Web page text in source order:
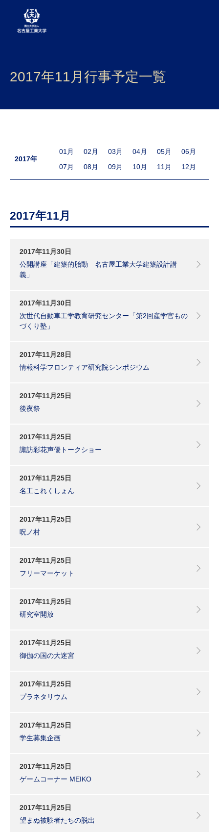
学部・大学院・センター
研究・産学官連携
研究・教員Navi
受験生 在学生
卒業生
アクセス
キャンパスマップ
2017年11月行事予定一覧
2017年
01月 02月 03月 04月 05月
06月
07月
08月 09月 10月 11月 12月
2017年11月
2017年11月30日
公開講座「建築的胎動 名古屋工業大学建築設計講
義」
2017年11月30日
次世代自動車工学教育研究センター「第2回産学官もの
づくり塾」
2017年11月28日
情報科学フロンティア研究院シンポジウム
2017年11月25日
後夜祭
2017年11月25日
諏訪彩花声優トークショー
2017年11月25日
名工これくしょん
2017年11月25日
呪ノ村
2017年11月25日
フリーマーケット
2017年11月25日
研究室開放
2017年11月25日
御伽の国の大迷宮
2017年11月25日
プラネタリウム
2017年11月25日
学生募集企画
2017年11月25日
ゲームコーナー MEIKO
2017年11月25日
望まぬ被験者たちの脱出